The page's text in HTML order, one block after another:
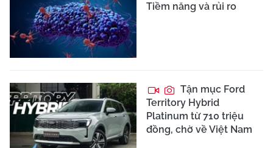
Tiềm năng và rủi ro
Tận mục Ford
Territory Hybrid
Platinum từ 710 triệu
đồng, chờ về Việt Nam